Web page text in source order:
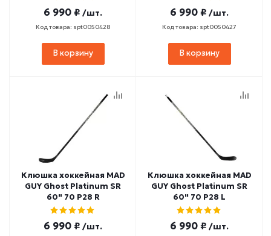
6 990 ₽ /шт.
Код товара: spt0050428
В корзину
6 990 ₽ /шт.
Код товара: spt0050427
В корзину
Клюшка хоккейная MAD
GUY Ghost Platinum SR
60" 70 P28 R
6 990 ₽ /шт.
Клюшка хоккейная MAD
GUY Ghost Platinum SR
60" 70 P28 L
6 990 ₽ /шт.